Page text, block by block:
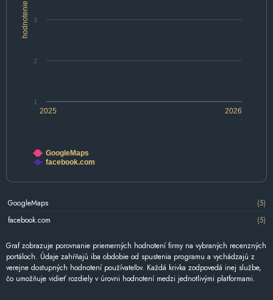
hodnotenie
2025 2026
1
2
3
GoogleMaps
facebook.com
GoogleMaps
(5)
facebook.com
(5)
Graf zobrazuje porovnanie priemerných hodnotení firmy na vybraných recenzných
portáloch. Údaje zahŕňajú iba obdobie od spustenia programu a vychádzajú z
verejne dostupných hodnotení používateľov. Každá krivka zodpovedá inej službe,
čo umožňuje vidieť rozdiely v úrovni hodnotení medzi jednotlivými platformami.